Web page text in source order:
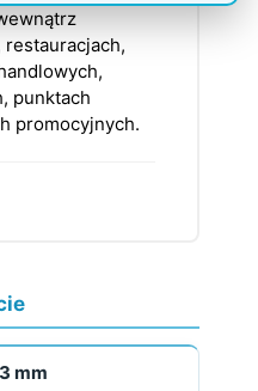
punktach
promocyjnych.
mm